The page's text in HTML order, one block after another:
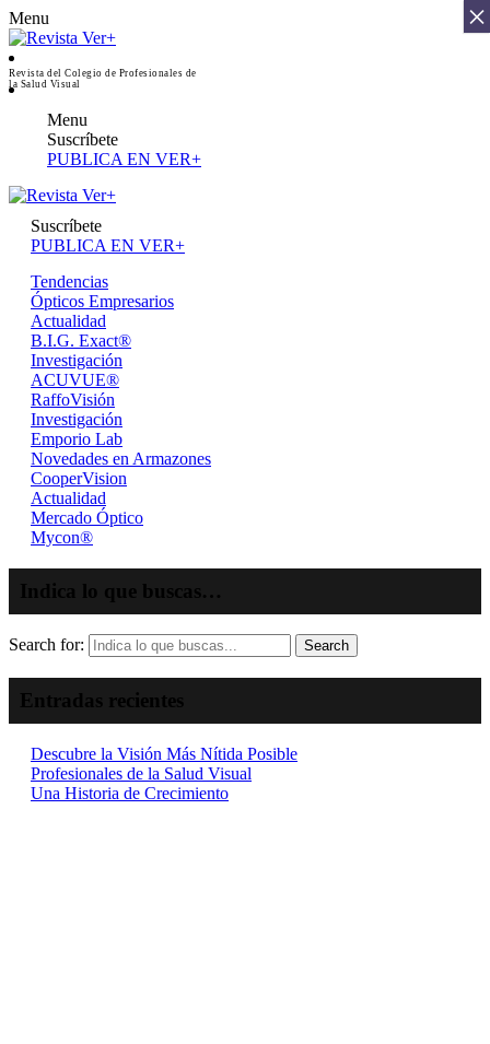
Menu
Revista del Colegio de Profesionales de
la Salud Visual
Menu
Suscríbete
PUBLICA EN VER+
Suscríbete
PUBLICA EN VER+
Tendencias
Ópticos Empresarios
Actualidad
B.I.G. Exact®
Investigación
ACUVUE®
RaffoVisión
Investigación
Emporio Lab
Novedades en Armazones
CooperVision
Actualidad
Mercado Óptico
Mycon®
Indica lo que buscas…
Search for: Search
Entradas recientes
Descubre la Visión Más Nítida Posible
Profesionales de la Salud Visual
Una Historia de Crecimiento
×